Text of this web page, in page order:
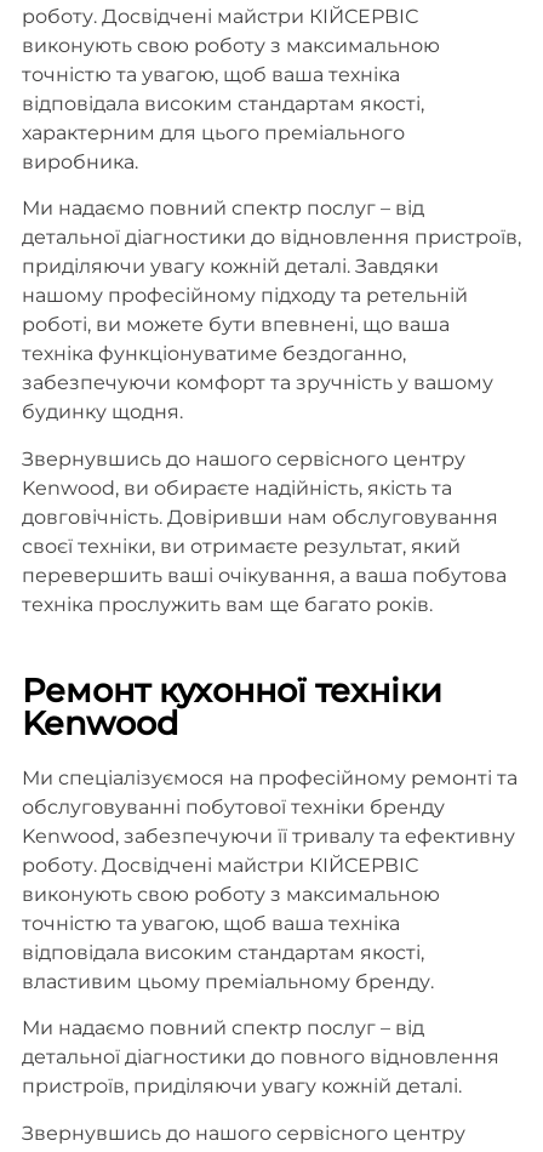
роботу. Досвідчені майстри КІЙСЕРВІС
виконують свою роботу з максимальною
точністю та увагою, щоб ваша техніка
відповідала високим стандартам якості,
характерним для цього преміального
виробника.
Ми надаємо повний спектр послуг – від
детальної діагностики до відновлення пристроїв,
приділяючи увагу кожній деталі. Завдяки
нашому професійному підходу та ретельній
роботі, ви можете бути впевнені, що ваша
техніка функціонуватиме бездоганно,
забезпечуючи комфорт та зручність у вашому
будинку щодня.
Звернувшись до нашого сервісного центру
Kenwood, ви обираєте надійність, якість та
довговічність. Довіривши нам обслуговування
своєї техніки, ви отримаєте результат, який
перевершить ваші очікування, а ваша побутова
техніка прослужить вам ще багато років.
Ремонт кухонної техніки
Kenwood
Ми спеціалізуємося на професійному ремонті та
обслуговуванні побутової техніки бренду
Kenwood, забезпечуючи її тривалу та ефективну
роботу. Досвідчені майстри КІЙСЕРВІС
виконують свою роботу з максимальною
точністю та увагою, щоб ваша техніка
відповідала високим стандартам якості,
властивим цьому преміальному бренду.
Ми надаємо повний спектр послуг – від
детальної діагностики до повного відновлення
пристроїв, приділяючи увагу кожній деталі.
Звернувшись до нашого сервісного центру